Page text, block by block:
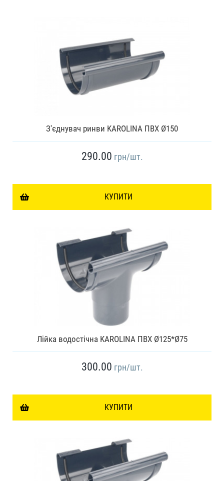
З'єднувач ринви KAROLINA ПВХ Ø150
290.00 грн/шт.
КУПИТИ
Лійка водостічна KAROLINA ПВХ Ø125*Ø75
300.00 грн/шт.
КУПИТИ